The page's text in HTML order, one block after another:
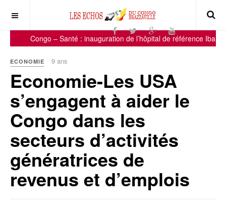
Congo – Santé : inauguration de l’hôpital de référence Ibara
ECONOMIE 9 ans
Economie-Les USA
s’engagent à aider le
Congo dans les
secteurs d’activités
génératrices de
revenus et d’emplois